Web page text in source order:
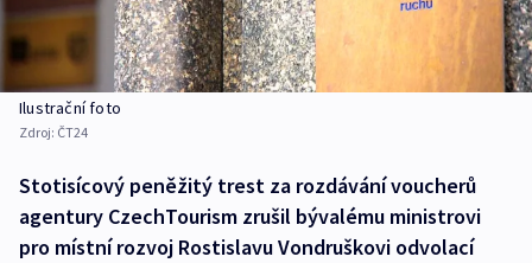
Ilustrační foto
Zdroj: ČT24
Stotisícový peněžitý trest za rozdávání voucherů
agentury CzechTourism zrušil bývalému ministrovi
pro místní rozvoj Rostislavu Vondruškovi odvolací